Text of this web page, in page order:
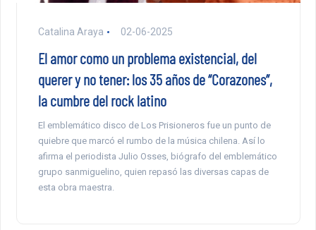
Catalina Araya 02-06-2025
El amor como un problema existencial, del
querer y no tener: los 35 años de “Corazones”,
la cumbre del rock latino
El emblemático disco de Los Prisioneros fue un punto de
quiebre que marcó el rumbo de la música chilena. Así lo
afirma el periodista Julio Osses, biógrafo del emblemático
grupo sanmiguelino, quien repasó las diversas capas de
esta obra maestra.